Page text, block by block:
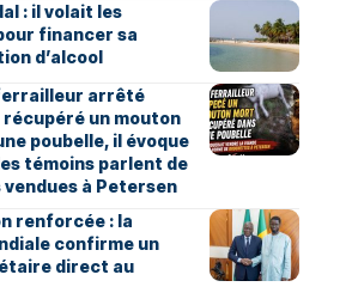
: il volait les
financer sa
d’alcool
arrêté
un mouton
poubelle, il évoque
témoins parlent de
à Petersen
renforcée : la
confirme un
direct au